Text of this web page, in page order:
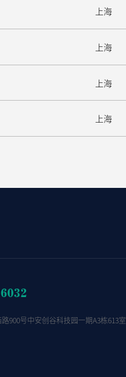
上海
上海
上海
上海
900号中安创谷科技园一期A3栋613室